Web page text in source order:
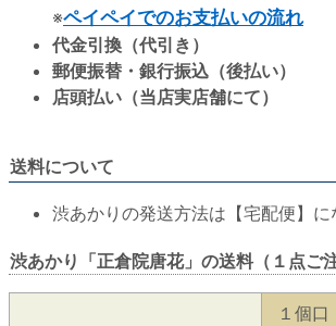
※ペイペイでのお支払いの流れ
代金引換（代引き）
郵便振替・銀行振込（後払い）
店頭払い（当店実店舗にて）
送料について
渋あかりの発送方法は【宅配便】に
渋あかり「正倉院唐花」の送料（１点ご
１個口